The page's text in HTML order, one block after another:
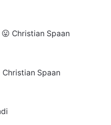
Christian Spaan
Spaan